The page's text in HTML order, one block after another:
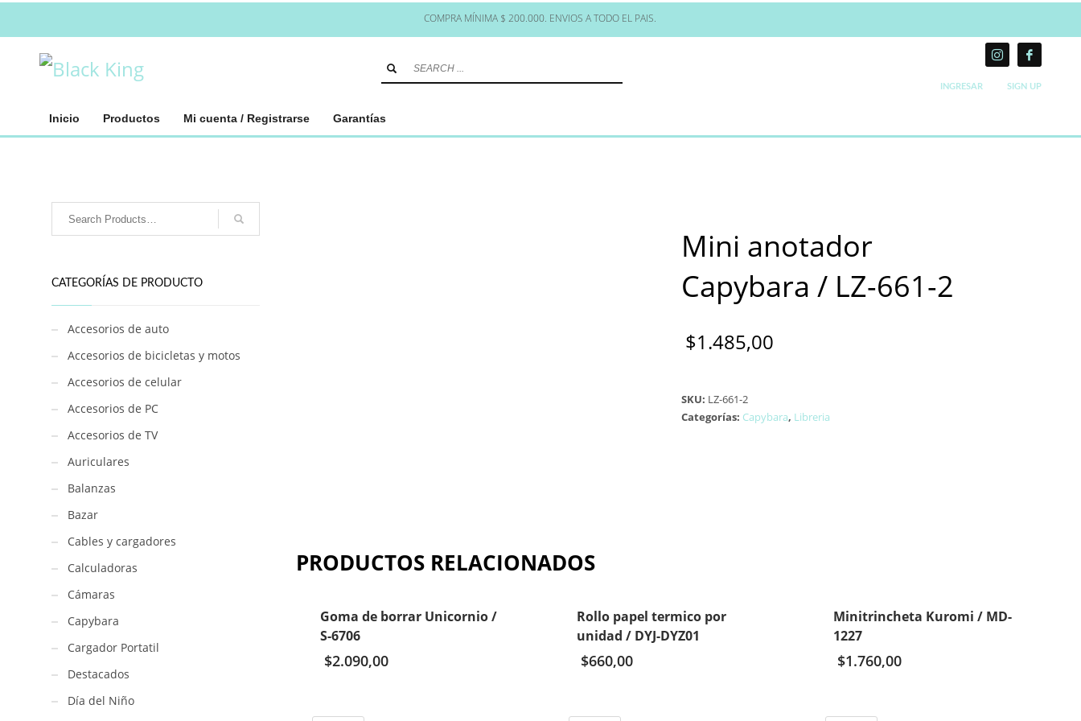
COMPRA MÍNIMA $ 200.000. ENVIOS A TODO EL PAIS.
INGRESAR SIGN UP
Inicio Productos Mi cuenta / Registrarse Garantías
Mini anotador
Capybara / LZ-661-2
$1.485,00
SKU: LZ-661-2
Categorías: Capybara, Libreria
PRODUCTOS RELACIONADOS
Goma de borrar Unicornio /
S-6706
$2.090,00
Rollo papel termico por
unidad / DYJ-DYZ01
$660,00
Minitrincheta Kuromi / MD-
1227
$1.760,00
CATEGORÍAS DE PRODUCTO
Accesorios de auto
Accesorios de bicicletas y motos
Accesorios de celular
Accesorios de PC
Accesorios de TV
Auriculares
Balanzas
Bazar
Cables y cargadores
Calculadoras
Cámaras
Capybara
Cargador Portatil
Destacados
Día del Niño